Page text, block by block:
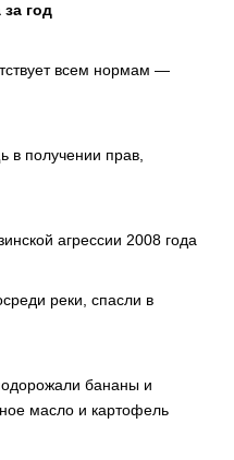
год
всем нормам —
получении прав,
агрессии 2008 года
реки, спасли в
бананы и
масло и картофель